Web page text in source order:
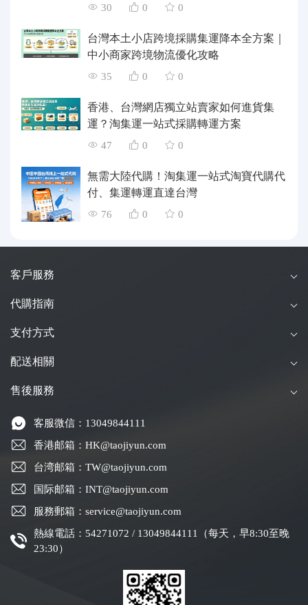
30 0 0
台灣本土小店跨境採購集運降本全方案｜
中小商家跨境物流優化攻略
35 0 0
香港、台灣網店獨立站賣家如何進貨集
運？淘集運一站式採購轉運方案
47 0 0
無需大陸代購！淘集運一站式淘寶代購代
付、集運轉運直達台灣
76 0 0
客戶服務
代購指南
支付方式
配送相關
售後服務
客服微信：13049844111
香港邮箱：HK@taojiyun.com
台湾邮箱：TW@taojiyun.com
国际邮箱：INT@taojiyun.com
服務郵箱：service@taojiyun.com
熱線電話：54271072 / 13049844111（每天，早8:30至晚
23:30）